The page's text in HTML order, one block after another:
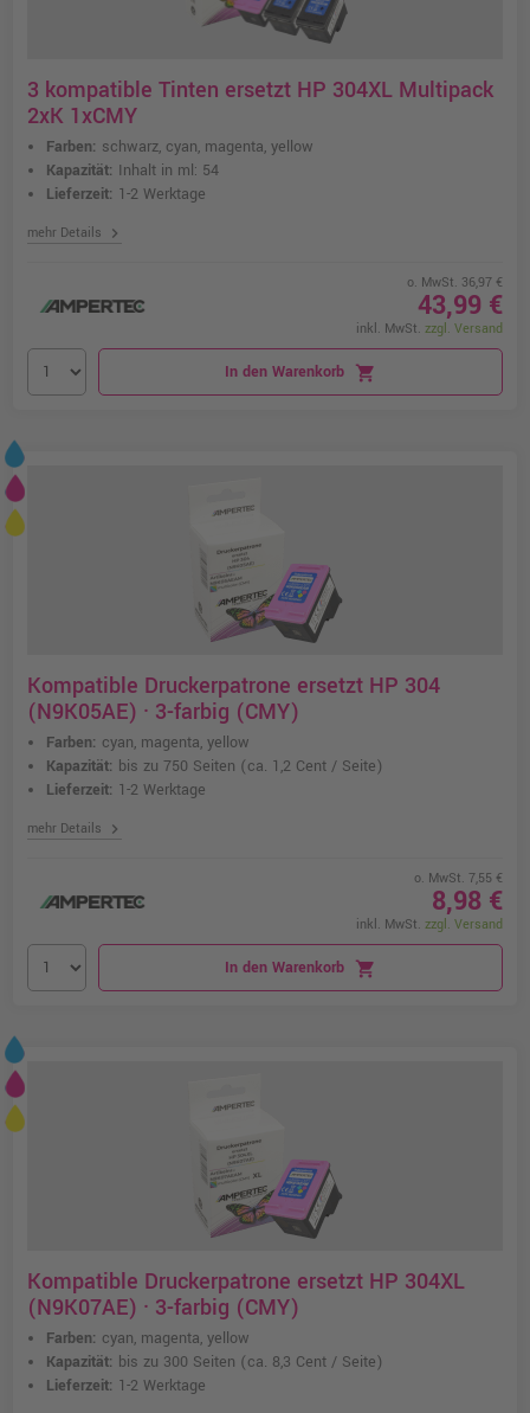
3 kompatible Tinten ersetzt HP 304XL Multipack
2xK 1xCMY
Farben: schwarz, cyan, magenta, yellow
Kapazität: Inhalt in ml: 54
Lieferzeit: 1-2 Werktage
mehr Details chevron_right
o. MwSt. 36,97 €
43,99 €
inkl. MwSt. zzgl. Versand
In den Warenkorb shopping_cart
Kompatible Druckerpatrone ersetzt HP 304
(N9K05AE) · 3-farbig (CMY)
Farben: cyan, magenta, yellow
Kapazität: bis zu 750 Seiten (ca. 1,2 Cent / Seite)
Lieferzeit: 1-2 Werktage
mehr Details chevron_right
o. MwSt. 7,55 €
8,98 €
inkl. MwSt. zzgl. Versand
In den Warenkorb shopping_cart
Kompatible Druckerpatrone ersetzt HP 304XL
(N9K07AE) · 3-farbig (CMY)
Farben: cyan, magenta, yellow
Kapazität: bis zu 300 Seiten (ca. 8,3 Cent / Seite)
Lieferzeit: 1-2 Werktage